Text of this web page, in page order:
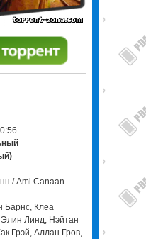
/ Ami Canaan
Барнс, Клеа
Линд, Нэйтан
Грэй, Аллан Гров,